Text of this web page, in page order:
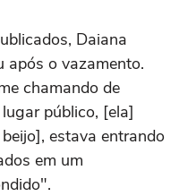
Daiana
após o vazamento.
chamando de
público, [ela]
estava entrando
em um